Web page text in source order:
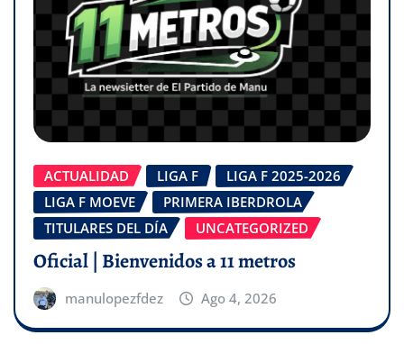
ACTUALIDAD LIGA F
LIGA F 2025-2026
LIGA F MOEVE
PRIMERA IBERDROLA
TITULARES DEL DÍA
UNCATEGORIZED
Oficial | Bienvenidos a 11 metros
manulopezfdez Ago 4, 2026